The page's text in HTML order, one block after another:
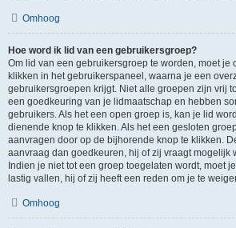
Omhoog
Hoe word ik lid van een gebruikersgroep?
Om lid van een gebruikersgroep te worden, moet je
klikken in het gebruikerspaneel, waarna je een
gebruikersgroepen krijgt. Niet alle groepen zijn vrij
een goedkeuring van je lidmaatschap en hebben
gebruikers. Als het een open groep is, kan je lid
dienende knop te klikken. Als het een gesloten
aanvragen door op de bijhorende knop te klikken.
aanvraag dan goedkeuren, hij of zij vraagt mogelijk
Indien je niet tot een groep toegelaten wordt, moet
lastig vallen, hij of zij heeft een reden om je te
Omhoog